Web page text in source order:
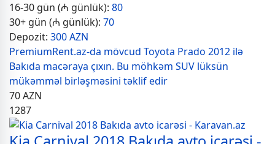
16-30 gün (₼ günlük): 80
30+ gün (₼ günlük): 70
Depozit: 300 AZN
PremiumRent.az-da mövcud Toyota Prado 2012 ilə
Bakıda macəraya çıxın. Bu möhkəm SUV lüksün
mükəmməl birləşməsini təklif edir
70AZN
1287